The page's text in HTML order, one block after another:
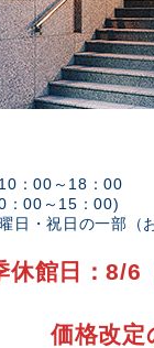
：00～18：00
：00～15：00)
日・祝日の一部（
休館日：8/6
価格改定